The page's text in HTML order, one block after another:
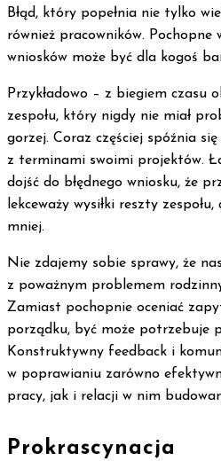
Błąd, który popełnia nie tylko
również pracowników. Pochopne
wniosków może być dla kogoś
Przykładowo – z biegiem czasu
zespołu, który nigdy nie miał
gorzej. Coraz częściej spóźnia
z terminami swoimi projektów.
dojść do błędnego wniosku, że
lekceważy wysiłki reszty
mniej.
Nie zdajemy sobie sprawy, że
z poważnym problemem
Zamiast pochopnie oceniać
porządku, być może potrzebuje
Konstruktywny feedback i
w poprawianiu zarówno
pracy, jak i relacji w nim
Prokrascynacja